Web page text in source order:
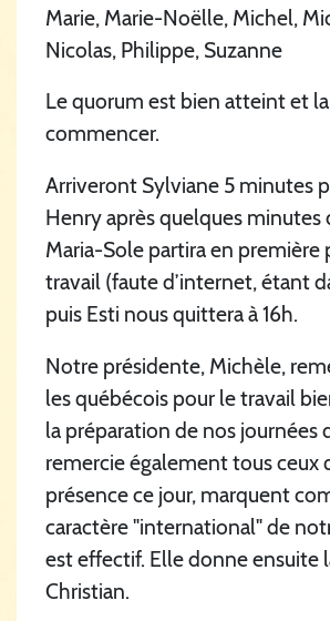
Marie, Marie-Noëlle, Michel,
Nicolas, Philippe, Suzanne
Le quorum est bien atteint et
commencer.
Arriveront Sylviane 5 minutes
Henry après quelques minutes
Maria-Sole partira en première
travail (faute d’internet, étant
puis Esti nous quittera à 16h.
Notre présidente, Michèle,
les québécois pour le travail
la préparation de nos journées
remercie également tous ceux
présence ce jour, marquent
caractère "international" de
est effectif. Elle donne ensuite
Christian.